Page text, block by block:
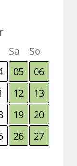
Sa
So
05
06
12
13
19
20
26
27